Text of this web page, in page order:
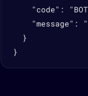
"code":
"message":
  }
}